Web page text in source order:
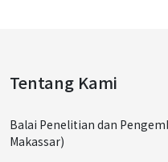
Tentang Kami
Balai Penelitian dan
Makassar)